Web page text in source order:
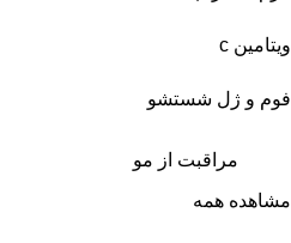
ویتامین c
فوم و ژل شستشو
مراقبت از مو
مشاهده همه